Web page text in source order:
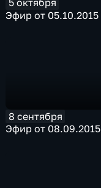
5 октября
Эфир от 05.10.2015
8 сентября
Эфир от 08.09.2015